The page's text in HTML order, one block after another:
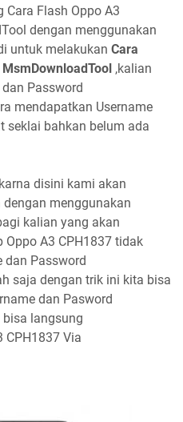
Flash Oppo A3
dengan menggunakan
untuk melakukan Cara
,kalian
Password
mendapatkan Username
seklai bahkan belum ada
disini kami akan
menggunakan
kalian yang akan
A3 CPH1837 tidak
dan Password
saja dengan trik ini kita bisa
dan Pasword
langsung
CPH1837 Via